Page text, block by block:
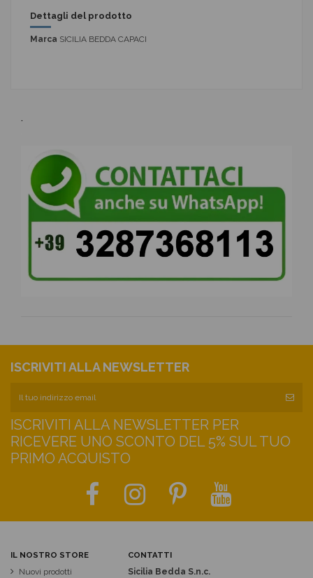
Dettagli del prodotto
Marca SICILIA BEDDA CAPACI
ISCRIVITI ALLA NEWSLETTER
ISCRIVITI ALLA NEWSLETTER PER
RICEVERE UNO SCONTO DEL 5% SUL TUO
PRIMO ACQUISTO
IL NOSTRO STORE
Nuovi prodotti
CONTATTI
Sicilia Bedda S.n.c.